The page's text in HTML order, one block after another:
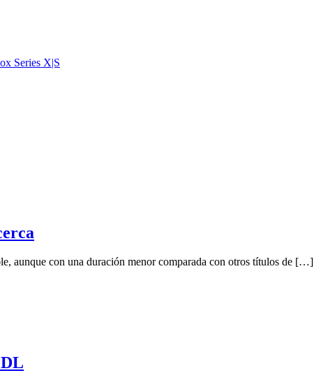
Series X|S
aunque con una duración menor comparada con otros títulos de […]